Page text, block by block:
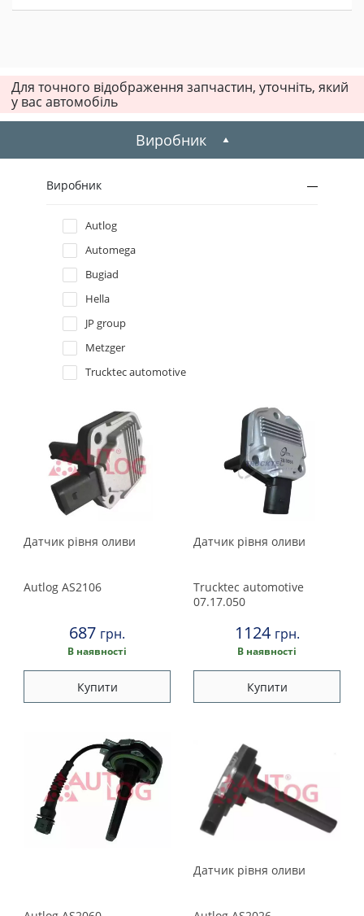
Ford
Hummer
Hyundai
Infiniti
Isuzu
Iveco
Kia
Lancia
Land Rover
Lexus
Maserati
Mazda
Mini
Mitsubishi
Nissan
Для точного відображення запчастин, уточніть, який
у вас автомобіль
Виробник
Виробник
Autlog
Automega
Bugiad
Hella
JP group
Metzger
Trucktec automotive
Датчик рiвня оливи
Autlog AS2106
687 грн.
В наявності
Купити
Датчик рівня оливи
Trucktec automotive
07.17.050
1124 грн.
В наявності
Купити
Датчик рiвня оливи